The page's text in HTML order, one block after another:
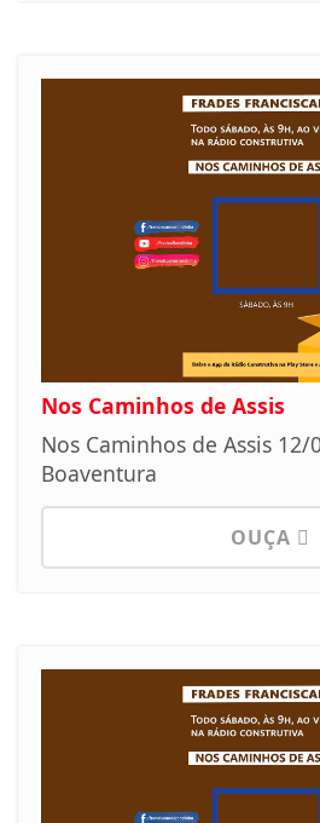
Nos Caminhos de Assis
Nos Caminhos de Assis 12/
Boaventura
OUÇA